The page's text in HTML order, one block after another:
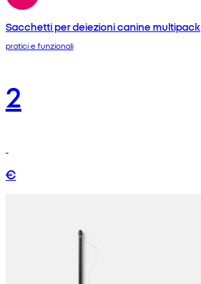
Sacchetti per deiezioni canine multipack
pratici e funzionali
2
€